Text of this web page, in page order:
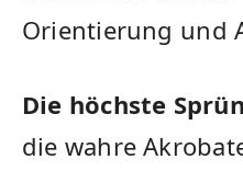
Orientierung⁤ und
Die höchste
‌die wahre